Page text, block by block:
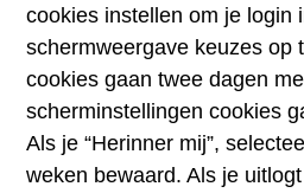
cookies instellen om je login
schermweergave keuzes op
cookies gaan twee dagen
scherminstellingen cookies
Als je “Herinner mij”,
weken bewaard. Als je